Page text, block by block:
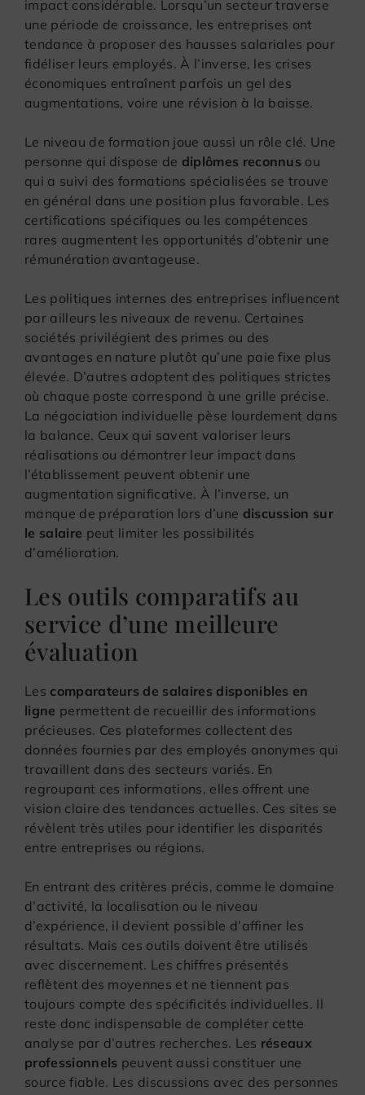
impact considérable. Lorsqu’un secteur traverse
une période de croissance, les entreprises ont
tendance à proposer des hausses salariales pour
fidéliser leurs employés. À l’inverse, les crises
économiques entraînent parfois un gel des
augmentations, voire une révision à la baisse.
Le niveau de formation joue aussi un rôle clé. Une
personne qui dispose de diplômes reconnus ou
qui a suivi des formations spécialisées se trouve
en général dans une position plus favorable. Les
certifications spécifiques ou les compétences
rares augmentent les opportunités d’obtenir une
rémunération avantageuse.
Les politiques internes des entreprises influencent
par ailleurs les niveaux de revenu. Certaines
sociétés privilégient des primes ou des
avantages en nature plutôt qu’une paie fixe plus
élevée. D’autres adoptent des politiques strictes
où chaque poste correspond à une grille précise.
La négociation individuelle pèse lourdement dans
la balance. Ceux qui savent valoriser leurs
réalisations ou démontrer leur impact dans
l’établissement peuvent obtenir une
augmentation significative. À l’inverse, un
manque de préparation lors d’une discussion sur
le salaire peut limiter les possibilités
d’amélioration.
Les outils comparatifs au
service d’une meilleure
évaluation
Les comparateurs de salaires disponibles en
ligne permettent de recueillir des informations
précieuses. Ces plateformes collectent des
données fournies par des employés anonymes qui
travaillent dans des secteurs variés. En
regroupant ces informations, elles offrent une
vision claire des tendances actuelles. Ces sites se
révèlent très utiles pour identifier les disparités
entre entreprises ou régions.
En entrant des critères précis, comme le domaine
d’activité, la localisation ou le niveau
d’expérience, il devient possible d’affiner les
résultats. Mais ces outils doivent être utilisés
avec discernement. Les chiffres présentés
reflètent des moyennes et ne tiennent pas
toujours compte des spécificités individuelles. Il
reste donc indispensable de compléter cette
analyse par d’autres recherches. Les réseaux
professionnels peuvent aussi constituer une
source fiable. Les discussions avec des personnes